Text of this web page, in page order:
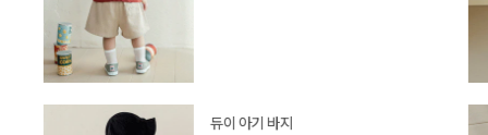
듀이 아기 바지